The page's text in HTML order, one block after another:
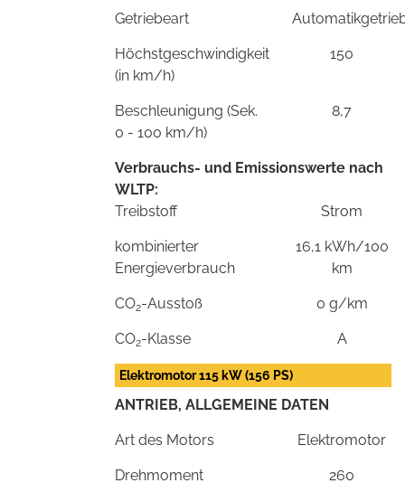
Getriebeart
Höchstgeschwindigkeit
(in km/h)
150
Beschleunigung (Sek.
0 - 100 km/h)
8,7
Verbrauchs- und Emissionswerte nach
WLTP:
Treibstoff
Strom
kombinierter
Energieverbrauch
16,1 kWh/100
km
CO2-Ausstoß 0 g/km
CO2-Klasse A
Elektromotor 115 kW (156 PS)
ANTRIEB, ALLGEMEINE DATEN
Art des Motors Elektromotor
Drehmoment 260